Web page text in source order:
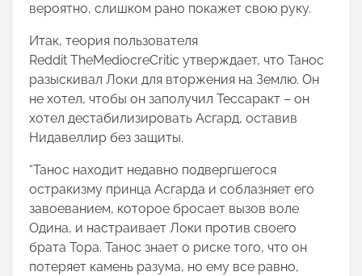
вероятно, слишком рано покажет свою руку.
Итак, теория пользователя
Reddit TheMediocreCritic утверждает, что Танос
разыскивал Локи для вторжения на Землю. Он
не хотел, чтобы он заполучил Тессаракт – он
хотел дестабилизировать Асгард, оставив
Нидавеллир без защиты.
“Танос находит недавно подвергшегося
остракизму принца Асгарда и соблазняет его
завоеванием, которое бросает вызов воле
Одина, и настраивает Локи против своего
брата Тора. Танос знает о риске того, что он
потеряет камень разума, но ему все равно,